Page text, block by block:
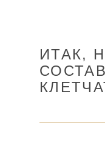
ИТАК,